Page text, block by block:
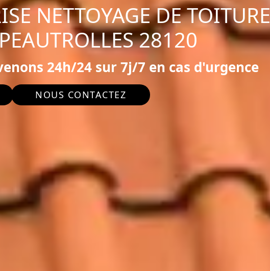
NETTOYAGE DE TOITURE
28120
24h/24 sur 7j/7 en cas d'urgence
NOUS CONTACTEZ